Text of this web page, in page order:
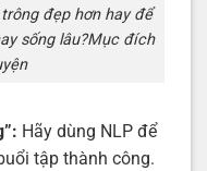
đẹp hơn hay để
sống lâu?Mục đích
Hãy dùng NLP để
tập thành công.